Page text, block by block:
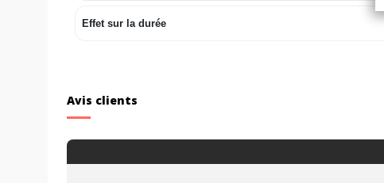
Effet sur la durée
Avis clients